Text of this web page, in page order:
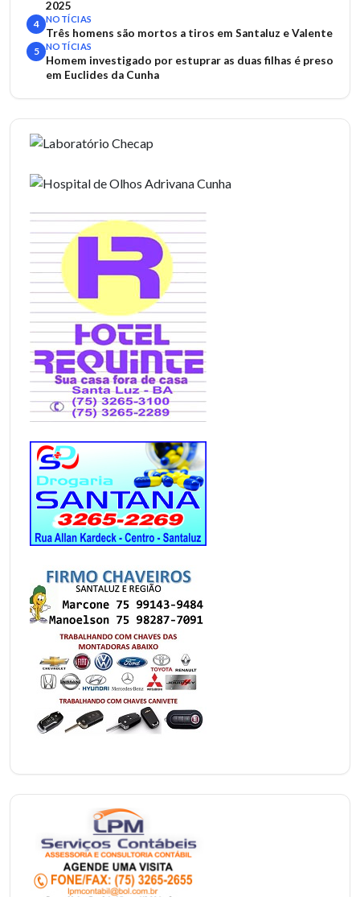
2025
4 NOTÍCIAS
Três homens são mortos a tiros em Santaluz e Valente
5 NOTÍCIAS
Homem investigado por estuprar as duas filhas é preso
em Euclides da Cunha